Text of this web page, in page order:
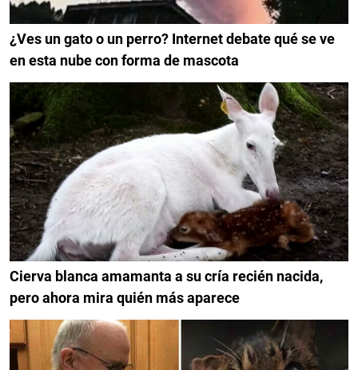
¿Ves un gato o un perro? Internet debate qué se ve
en esta nube con forma de mascota
Cierva blanca amamanta a su cría recién nacida,
pero ahora mira quién más aparece